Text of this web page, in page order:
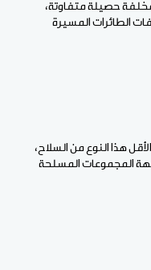
حصيلة متفاوتة،
الطائرات المسيرة
على الأقل هذا النوع من السلاح،
المجموعات المسلحة